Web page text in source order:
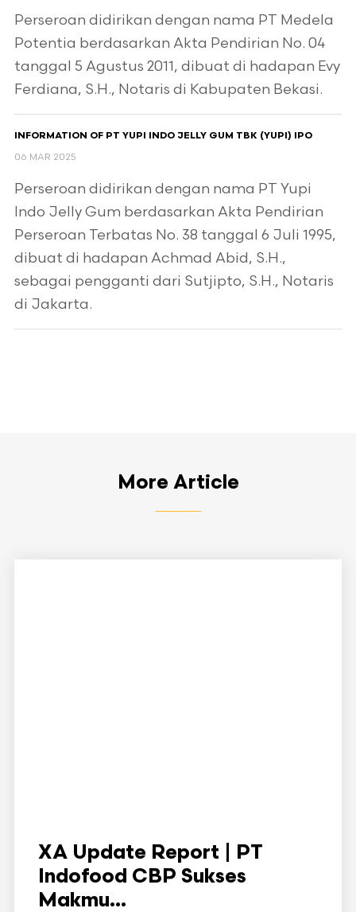
Perseroan didirikan dengan nama PT Medela
Potentia berdasarkan Akta Pendirian No. 04
tanggal 5 Agustus 2011, dibuat di hadapan Evy
Ferdiana, S.H., Notaris di Kabupaten Bekasi.
INFORMATION OF PT YUPI INDO JELLY GUM TBK (YUPI) IPO
06 MAR 2025
Perseroan didirikan dengan nama PT Yupi
Indo Jelly Gum berdasarkan Akta Pendirian
Perseroan Terbatas No. 38 tanggal 6 Juli 1995,
dibuat di hadapan Achmad Abid, S.H.,
sebagai pengganti dari Sutjipto, S.H., Notaris
di Jakarta.
More Article
XA Update Report | PT
Indofood CBP Sukses
Makmu...